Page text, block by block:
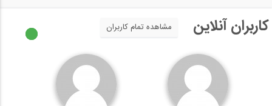
کاربران آنلاین مشاهده تمام کاربران